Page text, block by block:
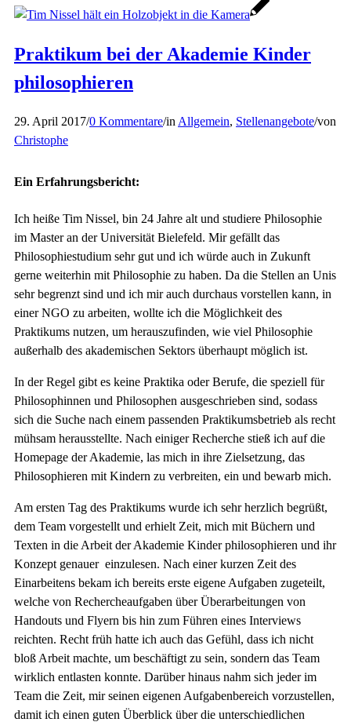
Praktikum bei der Akademie Kinder
philosophieren
29. April 2017/0 Kommentare/in Allgemein, Stellenangebote/von
Christophe
Ein Erfahrungsbericht:
Ich heiße Tim Nissel, bin 24 Jahre alt und studiere Philosophie
im Master an der Universität Bielefeld. Mir gefällt das
Philosophiestudium sehr gut und ich würde auch in Zukunft
gerne weiterhin mit Philosophie zu haben. Da die Stellen an Unis
sehr begrenzt sind und ich mir auch durchaus vorstellen kann, in
einer NGO zu arbeiten, wollte ich die Möglichkeit des
Praktikums nutzen, um herauszufinden, wie viel Philosophie
außerhalb des akademischen Sektors überhaupt möglich ist.
In der Regel gibt es keine Praktika oder Berufe, die speziell für
Philosophinnen und Philosophen ausgeschrieben sind, sodass
sich die Suche nach einem passenden Praktikumsbetrieb als recht
mühsam herausstellte. Nach einiger Recherche stieß ich auf die
Homepage der Akademie, las mich in ihre Zielsetzung, das
Philosophieren mit Kindern zu verbreiten, ein und bewarb mich.
Am ersten Tag des Praktikums wurde ich sehr herzlich begrüßt,
dem Team vorgestellt und erhielt Zeit, mich mit Büchern und
Texten in die Arbeit der Akademie Kinder philosophieren und ihr
Konzept genauer einzulesen. Nach einer kurzen Zeit des
Einarbeitens bekam ich bereits erste eigene Aufgaben zugeteilt,
welche von Rechercheaufgaben über Überarbeitungen von
Handouts und Flyern bis hin zum Führen eines Interviews
reichten. Recht früh hatte ich auch das Gefühl, dass ich nicht
bloß Arbeit machte, um beschäftigt zu sein, sondern das Team
wirklich entlasten konnte. Darüber hinaus nahm sich jeder im
Team die Zeit, mir seinen eigenen Aufgabenbereich vorzustellen,
damit ich einen guten Überblick über die unterschiedlichen